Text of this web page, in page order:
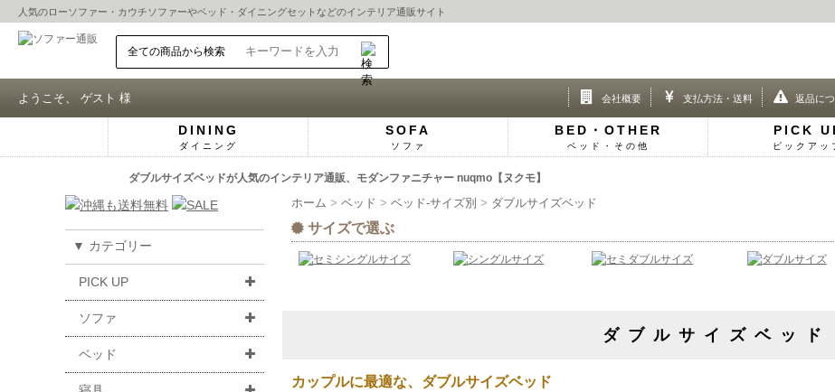
人気のローソファー ・ カウチソファーやベッド ・ ダイニングセット などのインテリア通販サイト
ようこそ、 ゲスト 様 会社概要 支払方法・送料 返品に
DINING
ダイニング
SOFA
ソファ
BED・OTHER
ベッド・その他
PICK
ピックアッ
ダブルサイズベッドが人気のインテリア通販、モダンファニチャー nuqmo【ヌクモ】
▼ カテゴリー
PICK UP
ソファ
ベッド
ホーム ベッド ベッド-サイズ別 ダブルサイズベッド
サイズで選ぶ
ダブルサイズベッド
カップルに最適な、ダブルサイズベッド